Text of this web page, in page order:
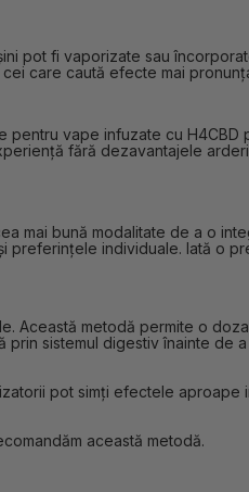
pot fi vaporizate sau
care caută efecte mai
pentru vape infuzate cu H4CBD
fără dezavantajele
mai bună modalitate de a o
preferințele individuale. Iată o
Această metodă permite o
sistemul digestiv înainte de a
pot simți efectele aproape
această metodă.